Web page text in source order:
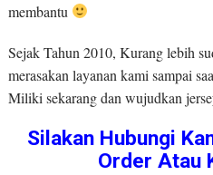
membantu
Sejak Tahun 2010, Kurang lebih
merasakan layanan kami sampai
Miliki sekarang dan wujudkan
Silakan Hubungi
Order Atau